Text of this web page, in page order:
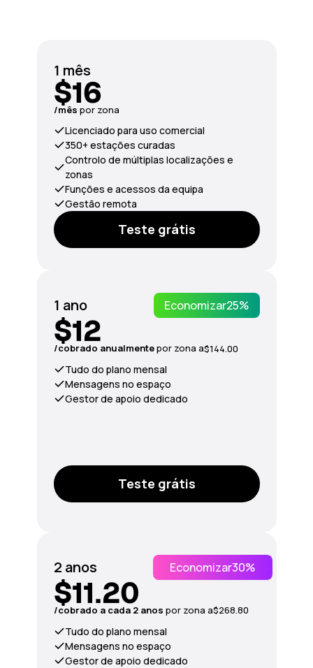
1 mês
$16
/mês por zona
Licenciado para uso comercial
350+ estações curadas
Controlo de múltiplas localizações e
zonas
Funções e acessos da equipa
Gestão remota
Teste grátis
1 ano Economizar25%
$12
/сobrado anualmentepor zona a$144.00
Tudo do plano mensal
Mensagens no espaço
Gestor de apoio dedicado
Teste grátis
2 anos Economizar30%
$11.20
/сobrado a cada 2 anos por zona a$268.80
Tudo do plano mensal
Mensagens no espaço
Gestor de apoio dedicado